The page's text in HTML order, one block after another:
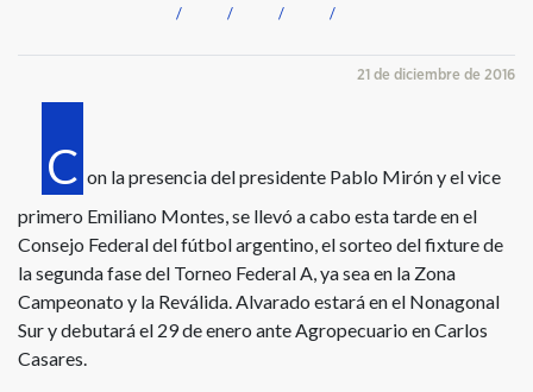
21 de diciembre de 2016
C on la presencia del presidente Pablo Mirón y el vice
primero Emiliano Montes, se llevó a cabo esta tarde en el
Consejo Federal del fútbol argentino, el sorteo del fixture de
la segunda fase del Torneo Federal A, ya sea en la Zona
Campeonato y la Reválida. Alvarado estará en el Nonagonal
Sur y debutará el 29 de enero ante Agropecuario en Carlos
Casares.